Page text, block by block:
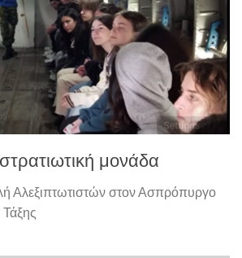
μονάδα
Αλεξιπτωτιστών στον Ασπρόπυργο